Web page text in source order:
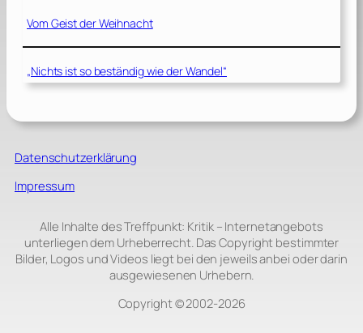
Vom Geist der Weihnacht
„Nichts ist so beständig wie der Wandel“
Datenschutzerklärung
Impressum
Alle Inhalte des Treffpunkt: Kritik – Internetangebots
unterliegen dem Urheberrecht. Das Copyright bestimmter
Bilder, Logos und Videos liegt bei den jeweils anbei oder darin
ausgewiesenen Urhebern.
Copyright © 2002‑2026